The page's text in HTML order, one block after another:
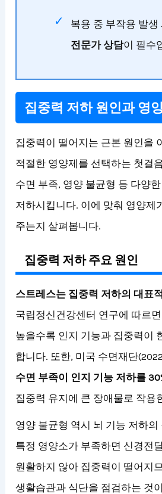
복용 중 부작용 발생
전문가 상담이 필수
집중력 저하 원인과 영
집중력이 떨어지는 근본 원인을
적절한 영양제를 선택하는 첫걸
수면 부족, 영양 불균형 등 다양
저하시킵니다. 이에 맞춰 영양제
주는지 살펴봅니다.
집중력 저하 주요 원인
스트레스는 집중력 저하의 대표
국립정신건강센터 연구에 따르
높을수록 인지 기능과 집중력이
합니다. 또한, 미국 수면재단
수면 부족이 인지 기능 저하를
집중력 유지에 큰 장애물로 작용
영양 불균형 역시 뇌 기능 저하
특정 영양소가 부족하면 신경전
원활하지 않아 집중력이 떨어지
생활습관과 식단을 점검하는 것